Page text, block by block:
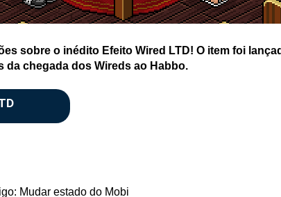
sobre o inédito Efeito Wired LTD! O item foi
da chegada dos Wireds ao Habbo.
Mudar estado do Mobi